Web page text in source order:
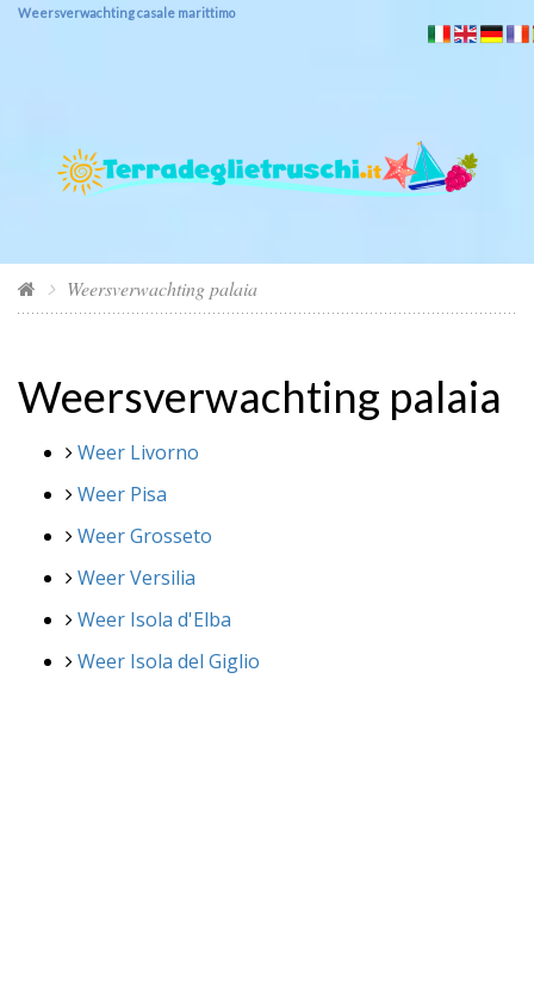
Weersverwachting casale marittimo
Weersverwachting palaia
Weersverwachting palaia
Weer Livorno
Weer Pisa
Weer Grosseto
Weer Versilia
Weer Isola d'Elba
Weer Isola del Giglio